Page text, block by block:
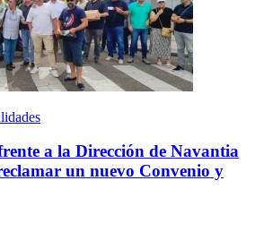
a la Dirección de Navantia
un nuevo Convenio y